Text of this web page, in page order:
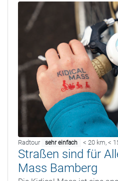
Radtour sehr einfach < 20 km, <
Straßen sind für
Mass Bamberg